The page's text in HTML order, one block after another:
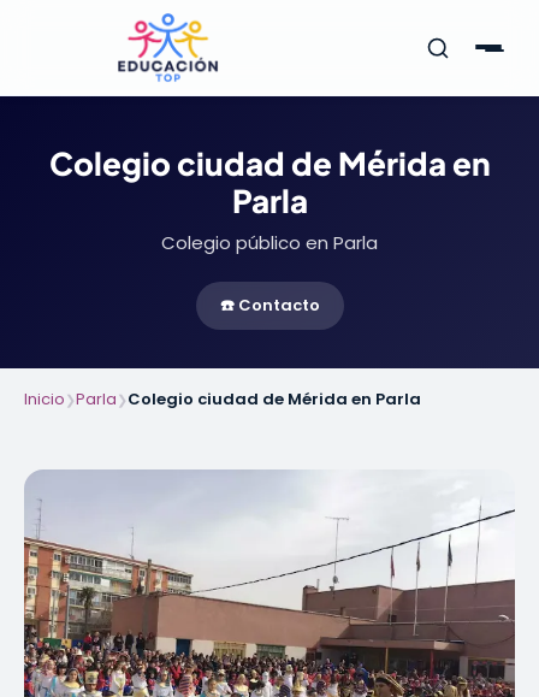
Colegio ciudad de Mérida en
Parla
Colegio público en Parla
☎️ Contacto
Inicio❯Parla❯Colegio ciudad de Mérida en Parla